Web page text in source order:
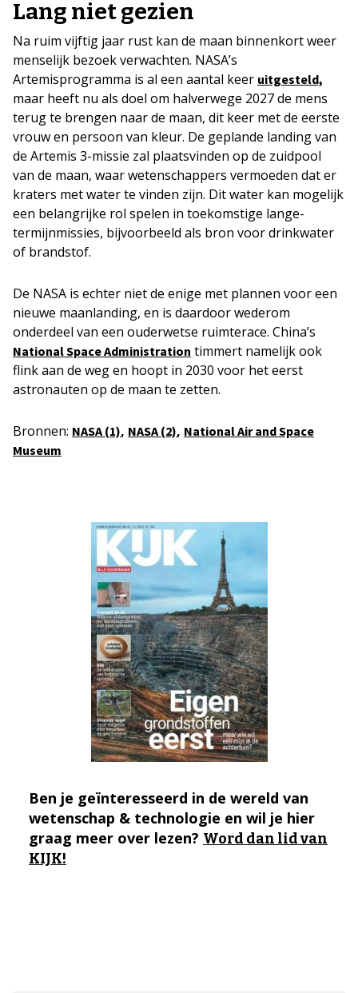
Lang niet gezien
Na ruim vijftig jaar rust kan de maan binnenkort weer
menselijk bezoek verwachten. NASA’s
Artemisprogramma is al een aantal keer uitgesteld,
maar heeft nu als doel om halverwege 2027 de mens
terug te brengen naar de maan, dit keer met de eerste
vrouw en persoon van kleur. De geplande landing van
de Artemis 3-missie zal plaatsvinden op de zuidpool
van de maan, waar wetenschappers vermoeden dat er
kraters met water te vinden zijn. Dit water kan mogelijk
een belangrijke rol spelen in toekomstige lange-
termijnmissies, bijvoorbeeld als bron voor drinkwater
of brandstof.
De NASA is echter niet de enige met plannen voor een
nieuwe maanlanding, en is daardoor wederom
onderdeel van een ouderwetse ruimterace. China’s
National Space Administration timmert namelijk ook
flink aan de weg en hoopt in 2030 voor het eerst
astronauten op de maan te zetten.
Bronnen: NASA (1), NASA (2), National Air and Space
Museum
Ben je geïnteresseerd in de wereld van
wetenschap & technologie en wil je hier
graag meer over lezen? Word dan lid van
KIJK!